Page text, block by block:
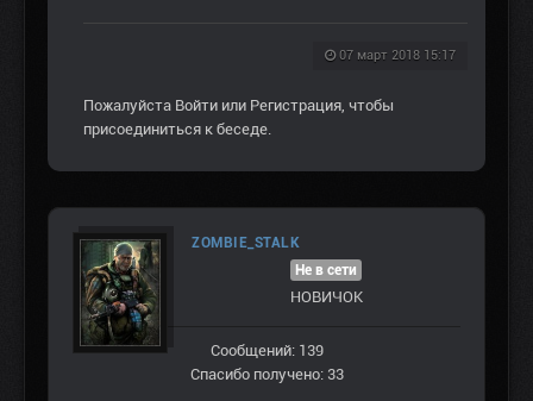
07 март 2018 15:17
Пожалуйста Войти или Регистрация , чтобы
присоединиться к беседе.
ZOMBIE_STALK
Не в сети
НОВИЧОК
Сообщений: 139
Спасибо получено: 33